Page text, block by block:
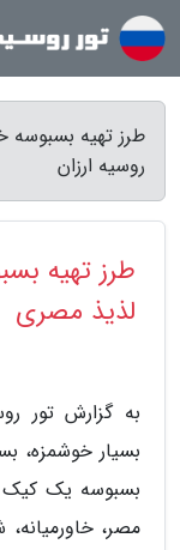
طرز تهیه
روسیه ارزان
طرز تهیه
لذیذ مصری
به گزارش تور
بسیار خوشمزه،
بسبوسه یک
مصر،